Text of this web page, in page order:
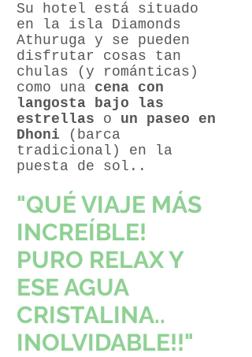
"QUÉ VIAJE MÁS
INCREÍBLE!
PURO RELAX Y
ESE AGUA
CRISTALINA..
INOLVIDABLE!!"
Su hotel está situado
en la isla Diamonds
Athuruga y se pueden
disfrutar cosas tan
chulas (y románticas)
como una cena con
langosta bajo las
estrellas o un paseo en
Dhoni (barca
tradicional) en la
puesta de sol..